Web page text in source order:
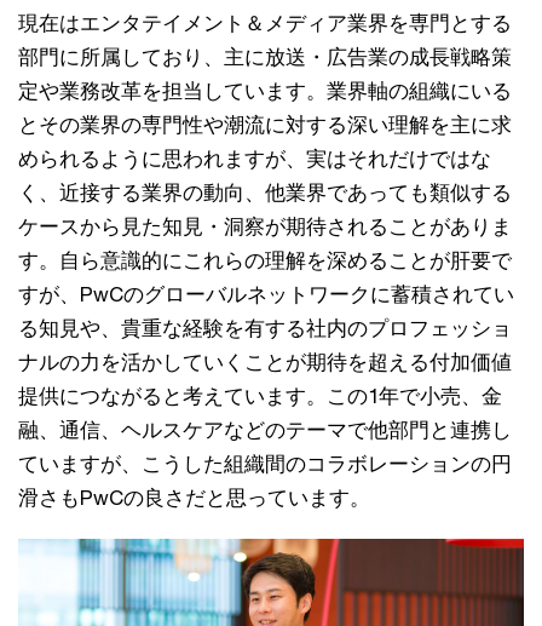
現在はエンタテイメント＆メディア業界を専門とする
部門に所属しており、主に放送・広告業の成長戦略策
定や業務改革を担当しています。業界軸の組織にいる
とその業界の専門性や潮流に対する深い理解を主に求
められるように思われますが、実はそれだけではな
く、近接する業界の動向、他業界であっても類似する
ケースから見た知見・洞察が期待されることがありま
す。自ら意識的にこれらの理解を深めることが肝要で
すが、PwCのグローバルネットワークに蓄積されてい
る知見や、貴重な経験を有する社内のプロフェッショ
ナルの力を活かしていくことが期待を超える付加価値
提供につながると考えています。この1年で小売、金
融、通信、ヘルスケアなどのテーマで他部門と連携し
ていますが、こうした組織間のコラボレーションの円
滑さもPwCの良さだと思っています。